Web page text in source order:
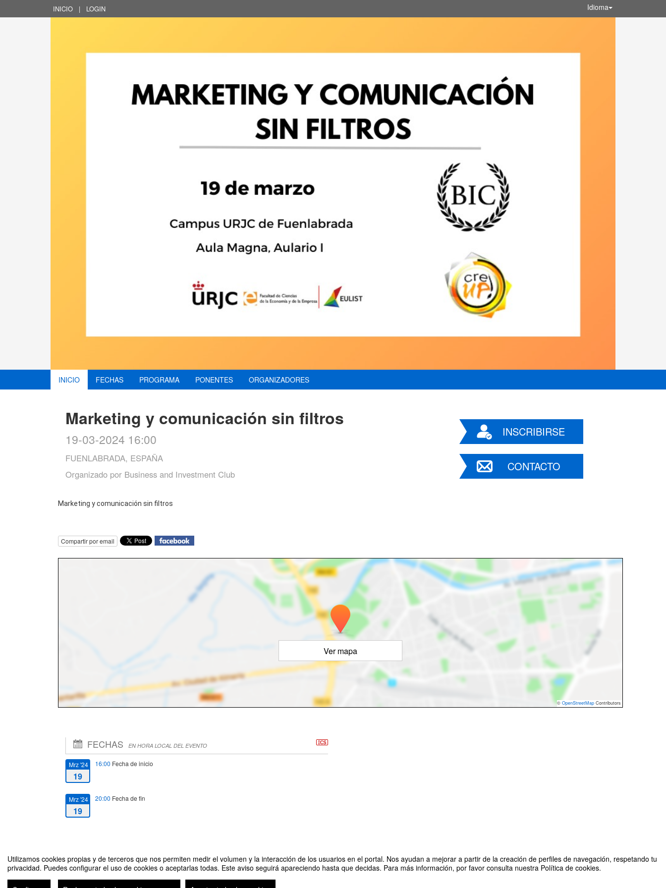
Utilizamos cookies propias y de terceros que nos permiten medir el volumen y la interacción de los usuarios en el portal. Nos ayudan a mejorar a partir de la creación de perfiles de navegación, respetando tu
privacidad. Puedes configurar el uso de cookies o aceptarlas todas. Este aviso seguirá apareciendo hasta que decidas. Para más información, por favor consulta nuestra Política de cookies.
INICIO | LOGIN Idioma
INICIO FECHAS PROGRAMA PONENTES ORGANIZADORES
Marketing y comunicación sin filtros
19-03-2024 16:00
FUENLABRADA, ESPAÑA
Organizado por Business and Investment Club
INSCRIBIRSE
CONTACTO
Marketing y comunicación sin filtros
Compartir por email
Ver mapa
© OpenStreetMap Contributors
FECHAS EN HORA LOCAL DEL EVENTO
Mrz '24
19
16:00 Fecha de inicio
Mrz '24
19
20:00 Fecha de fin
Marketing y comunicación sin filtros Organizado por Business and Investment Club